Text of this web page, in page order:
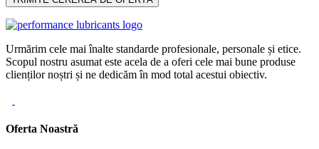
Urmărim cele mai înalte standarde profesionale, personale și etice.
Scopul nostru asumat este acela de a oferi cele mai bune produse
clienților noștri și ne dedicăm în mod total acestui obiectiv.
Oferta Noastră